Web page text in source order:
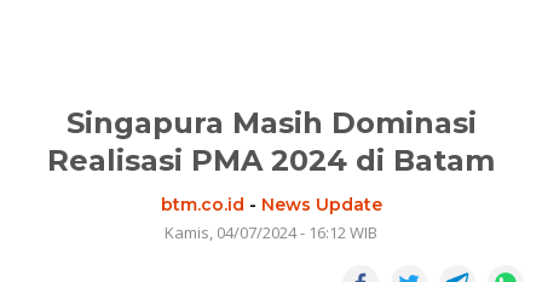
Singapura Masih Dominasi
Realisasi PMA 2024 di Batam
btm.co.id - News Update
Kamis, 04/07/2024 - 16:12 WIB